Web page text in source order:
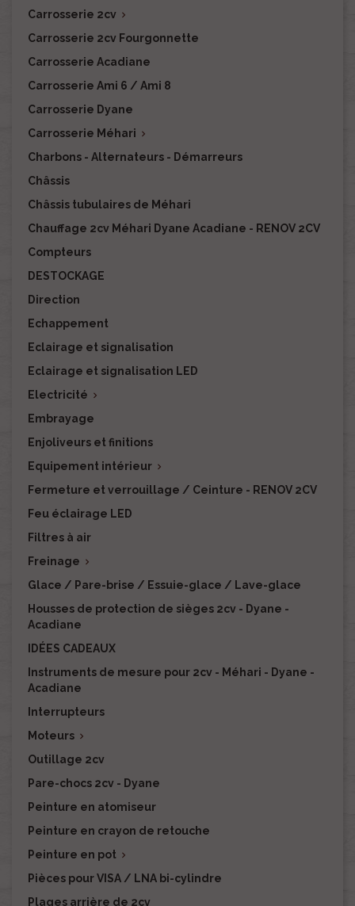
Carrosserie 2cv 
Carrosserie 2cv Fourgonnette
Carrosserie Acadiane
Carrosserie Ami 6 / Ami 8
Carrosserie Dyane
Carrosserie Méhari 
Charbons - Alternateurs - Démarreurs
Châssis
Châssis tubulaires de Méhari
Chauffage 2cv Méhari Dyane Acadiane - RENOV 2CV
Compteurs
DESTOCKAGE
Direction
Echappement
Eclairage et signalisation
Eclairage et signalisation LED
Electricité 
Embrayage
Enjoliveurs et finitions
Equipement intérieur 
Fermeture et verrouillage / Ceinture - RENOV 2CV
Feu éclairage LED
Filtres à air
Freinage 
Glace / Pare-brise / Essuie-glace / Lave-glace
Housses de protection de sièges 2cv - Dyane -
Acadiane
IDÉES CADEAUX
Instruments de mesure pour 2cv - Méhari - Dyane -
Acadiane
Interrupteurs
Moteurs 
Outillage 2cv
Pare-chocs 2cv - Dyane
Peinture en atomiseur
Peinture en crayon de retouche
Peinture en pot 
Pièces pour VISA / LNA bi-cylindre
Plages arrière de 2cv